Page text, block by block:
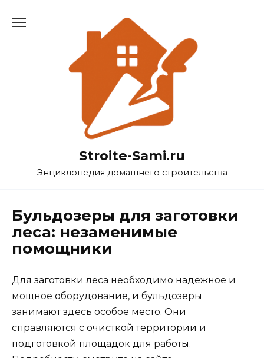
Stroite-Sami.ru
Энциклопедия домашнего строительства
Бульдозеры для заготовки
леса: незаменимые
помощники
Для заготовки леса необходимо надежное и
мощное оборудование, и бульдозеры
занимают здесь особое место. Они
справляются с очисткой территории и
подготовкой площадок для работы.